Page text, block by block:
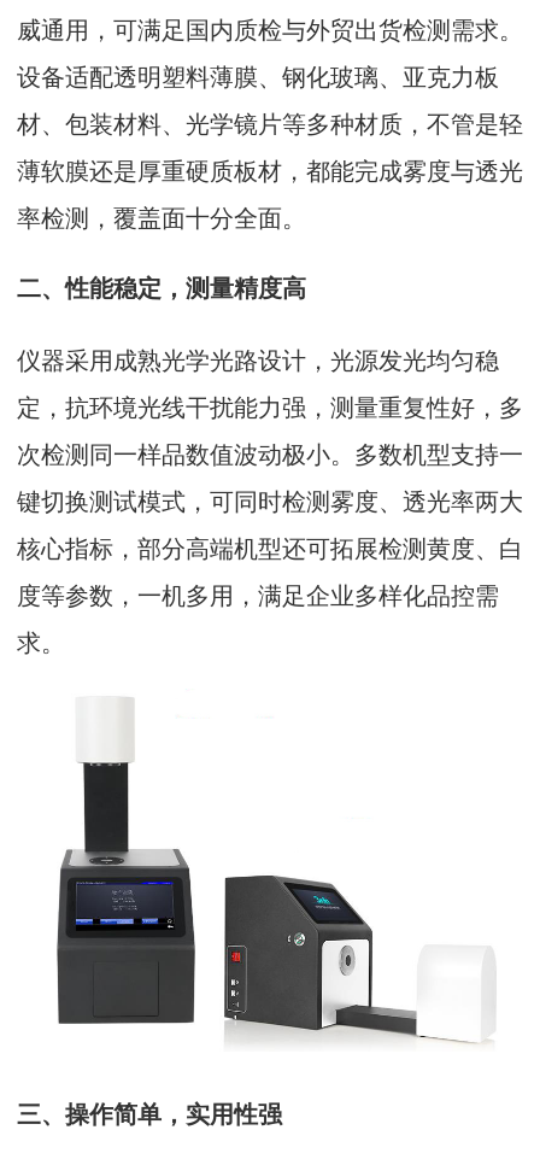
威通用，可满足国内质检与外贸出货检测需求。
设备适配透明塑料薄膜、钢化玻璃、亚克力板
材、包装材料、光学镜片等多种材质，不管是轻
薄软膜还是厚重硬质板材，都能完成雾度与透光
率检测，覆盖面十分全面。
二、性能稳定，测量精度高
仪器采用成熟光学光路设计，光源发光均匀稳
定，抗环境光线干扰能力强，测量重复性好，多
次检测同一样品数值波动极小。多数机型支持一
键切换测试模式，可同时检测雾度、透光率两大
核心指标，部分高端机型还可拓展检测黄度、白
度等参数，一机多用，满足企业多样化品控需
求。
三、操作简单，实用性强